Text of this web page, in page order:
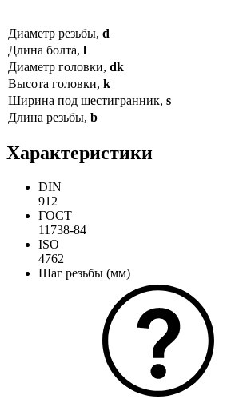
Диаметр резьбы, d
Длина болта, l
Диаметр головки, dk
Высота головки, k
Ширина под шестигранник, s
Длина резьбы, b
Характеристики
DIN
912
ГОСТ
11738-84
ISO
4762
Шаг резьбы (мм)